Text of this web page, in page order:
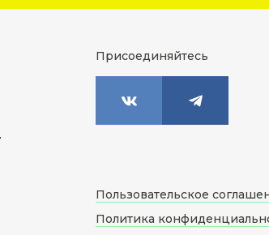
Присоединяйтесь
Пользовательское
Политика